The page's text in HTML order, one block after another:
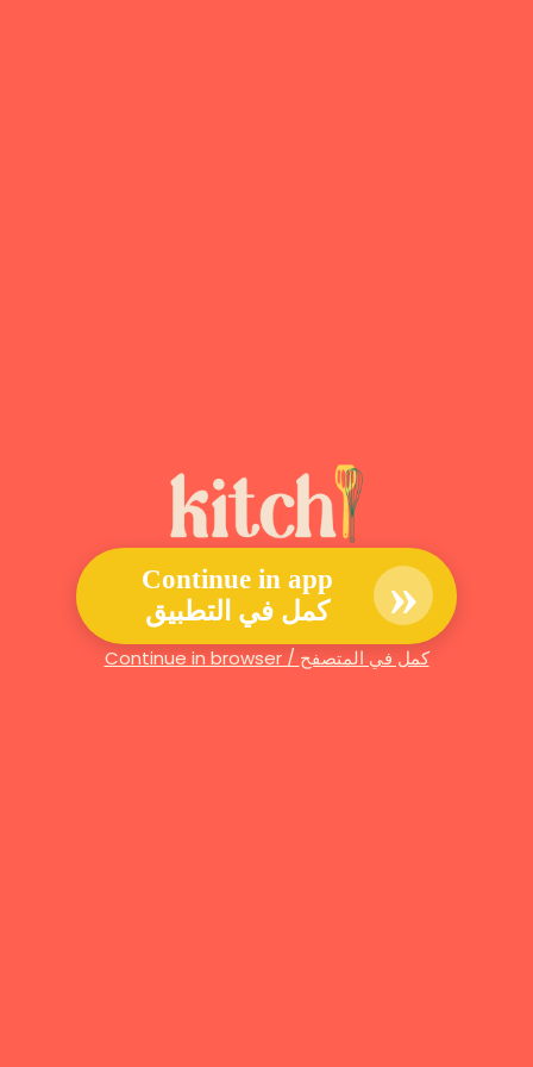
Continue in app
كمل في التطبيق
»
Continue in browser / كمل في المتصفح